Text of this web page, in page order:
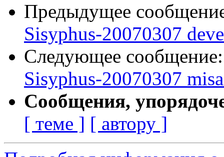
Предыдущее
Sisyphus-20070307
Следующее
Sisyphus-20070307
Сообщения,
[ теме ] [ автору ]